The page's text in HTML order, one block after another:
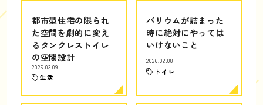
都市型住宅の限られ
た空間を劇的に変え
るタンクレストイレ
の空間設計
2026.02.09
生活
バリウムが詰まった
時に絶対にやっては
いけないこと
2026.02.08
トイレ